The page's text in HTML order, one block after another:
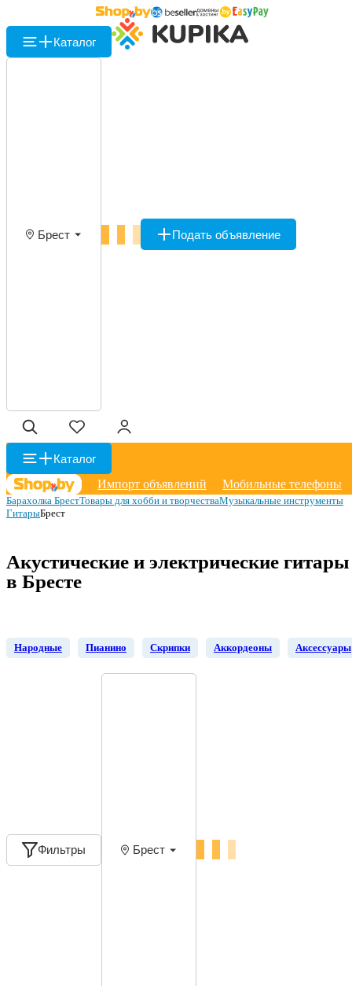
Каталог
Брест Подать объявление
Каталог
Импорт объявлений
Мобильные телефоны
Барахолка БрестТовары для хобби и творчестваМузыкальные инструменты
ГитарыБрест
Акустические и электрические гитары
в Бресте
Народные Пианино Скрипки Аккордеоны Аксессуары
Фильтры Брест